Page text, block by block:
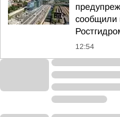
сообщили
12:54